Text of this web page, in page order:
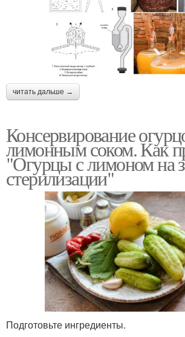
читать дальше →
Консервирование
лимонным соком. Как
"Огурцы с лимоном на
стерилизации"
Подготовьте ингредиенты.